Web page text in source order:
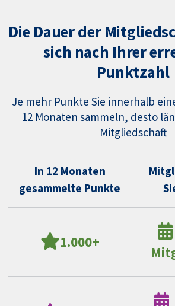
Die Dauer der
sich nach Ihrer
Punktzahl
Je mehr Punkte Sie innerhalb
12 Monaten sammeln, desto
Mitgliedschaft
In 12 Monaten
gesammelte Punkte
1.000+